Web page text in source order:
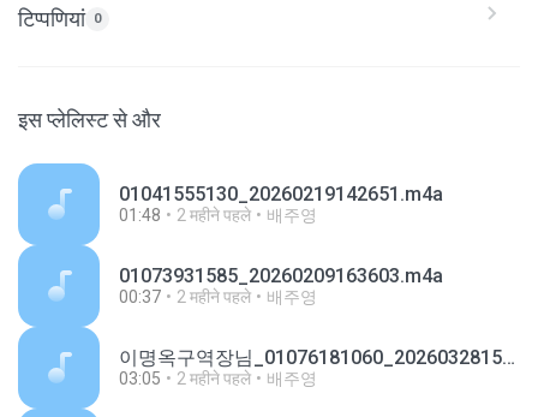
टिप्पणियां 0
इस प्लेलिस्ट से और
01041555130_20260219142651.m4a
01:48 2 महीने पहले 배주영
01073931585_20260209163603.m4a
00:37 2 महीने पहले 배주영
이명옥구역장님_01076181060_20260328155441.m4a
03:05 2 महीने पहले 배주영